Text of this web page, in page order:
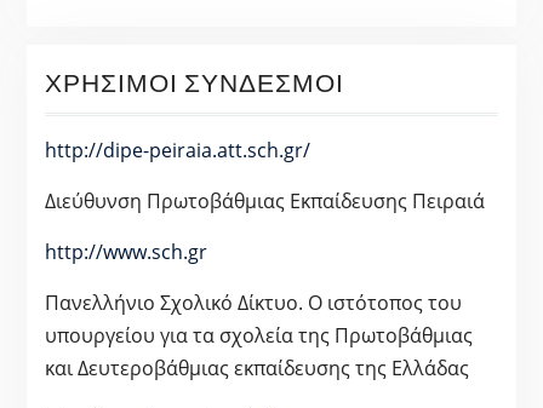
ΧΡΉΣΙΜΟΙ ΣΎΝΔΕΣΜΟΙ
http://dipe-peiraia.att.sch.gr/
Διεύθυνση Πρωτοβάθμιας Εκπαίδευσης Πειραιά
http://www.sch.gr
Πανελλήνιο Σχολικό Δίκτυο. Ο ιστότοπος του
υπουργείου για τα σχολεία της Πρωτοβάθμιας
και Δευτεροβάθμιας εκπαίδευσης της Ελλάδας